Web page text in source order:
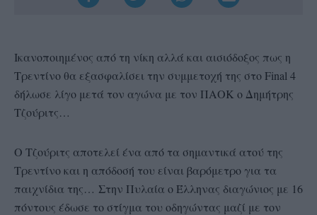
Ικανοποιημένος από τη νίκη αλλά και αισιόδοξος πως η
Τρεντίνο θα εξασφαλίσει την συμμετοχή της στο Final 4
δήλωσε λίγο μετά τον αγώνα με τον ΠΑΟΚ ο Δημήτρης
Τζούριτς…
Ο Τζούριτς αποτελεί ένα από τα σημαντικά ατού της
Τρεντίνο και η απόδοσή του είναι βαρόμετρο για τα
παιχνίδια της… Στην Πυλαία ο Έλληνας διαγώνιος με 16
πόντους έδωσε το στίγμα του οδηγώντας μαζί με τον